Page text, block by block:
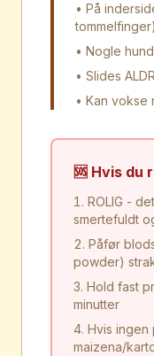
• På
tommelfinger)
• Nogle
• Slides
• Kan vokse
🆘 Hvis du
ROLIG -
smertefuldt
Påfør
powder)
Hold fast
minutter
Hvis ingen
maizena/